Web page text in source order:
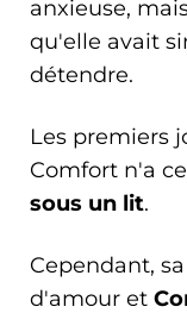
anxieuse,
qu'elle avait
détendre.
Les premiers
Comfort n'a
sous un lit.
Cependant,
d'amour et